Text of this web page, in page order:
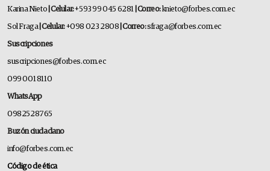
Karina Nieto | Celular:+593 99 045 6281 | Correo:knieto@forbes.com.ec
Sol Fraga| Celular:+098 023 2808 | Correo:sfraga@forbes.com.ec
Suscripciones
suscripciones@forbes.com.ec
099 001 8110
WhatsApp
0982528765
Buzón ciudadano
info@forbes.com.ec
Código de ética